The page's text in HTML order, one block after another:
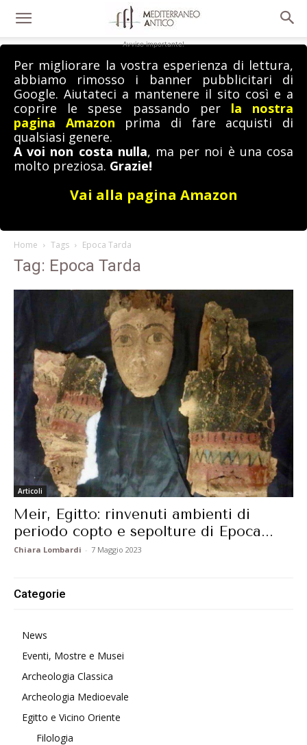
Avviso importante!
Per migliorare la vostra esperienza di lettura,
abbiamo rimosso i banner pubblicitari di
Google. Aiutateci a mantenere il sito così e a
coprire le spese passando per la nostra
pagina Amazon prima di fare acquisti di
qualsiasi genere.
A voi non costa nulla, ma per noi è una cosa
molto preziosa. Grazie!
Vai alla pagina Amazon
Home Tags Epoca Tarda
Tag: Epoca Tarda
Articoli
Meir, Egitto: rinvenuti ambienti di
periodo copto e sepolture di Epoca...
Chiara Lombardi - 7 Maggio 2023
Categorie
News
Eventi, Mostre e Musei
Archeologia Classica
Archeologia Medioevale
Egitto e Vicino Oriente
Filologia